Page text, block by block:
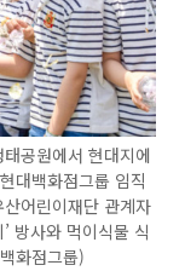
공원에서 현대지에
대백화점그룹 임직
어린이재단 관계자
방사와 먹이식물 식
화점그룹)